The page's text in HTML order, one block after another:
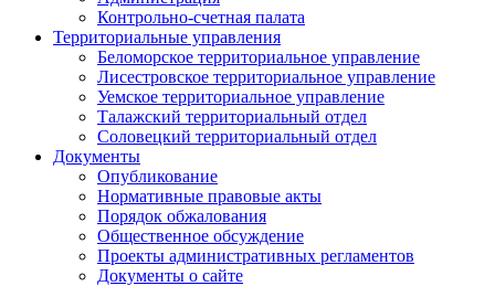
Контрольно-счетная палата
Территориальные управления
Беломорское территориальное управление
Лисестровское территориальное управление
Уемское территориальное управление
Талажский территориальный отдел
Соловецкий территориальный отдел
Документы
Опубликование
Нормативные правовые акты
Порядок обжалования
Общественное обсуждение
Проекты административных регламентов
Документы о сайте